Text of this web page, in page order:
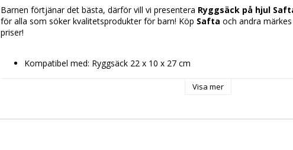
Barnen förtjänar det bästa, därför vill vi presentera Ryggsäck på hjul
för alla som söker kvalitetsprodukter för barn! Köp Safta och andra
priser!
Kompatibel med: Ryggsäck 22 x 10 x 27 cm
Färg: Blå
Visa mer